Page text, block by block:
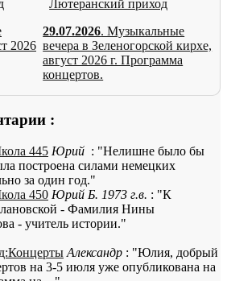
2026
Лютеранский приход
29.07.2026. Музыкальные
вечера в Зеленогорской кирхе,
август 2026 г. Программа
концертов.
:
445 Юрий : "Нелишне было бы
построена силами немецких
за один год."
450 Юрий Б. 1973 г.в. : "К
- Фамилия Нины
- учитель истории."
Александр : "Юлия, добрый
на 3-5 июля уже опубликована на